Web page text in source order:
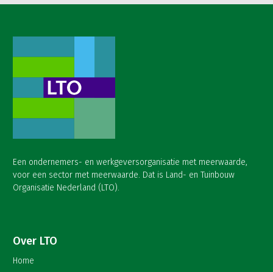
Een ondernemers- en werkgeversorganisatie met meerwaarde,
voor een sector met meerwaarde. Dat is Land- en Tuinbouw
Organisatie Nederland (LTO).
Over LTO
Home